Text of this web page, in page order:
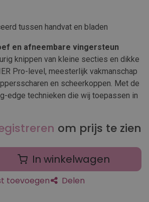
tussen handvat en bladen
en afneembare vingersteun
knippen van kleine secties en dikke
Pro-level, meesterlijk vakmanschap
en scheerkoppen. Met de
edge technieken die wij toepassen in
om prijs te zien
In winkelwagen
toevoegen Delen